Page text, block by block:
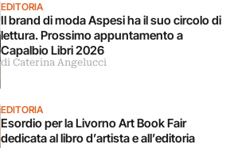
EDITORIA
Il brand di moda Aspesi ha il suo circolo di
lettura. Prossimo appuntamento a
Capalbio Libri 2026
di Caterina Angelucci
EDITORIA
Esordio per la Livorno Art Book Fair
dedicata al libro d’artista e all’editoria